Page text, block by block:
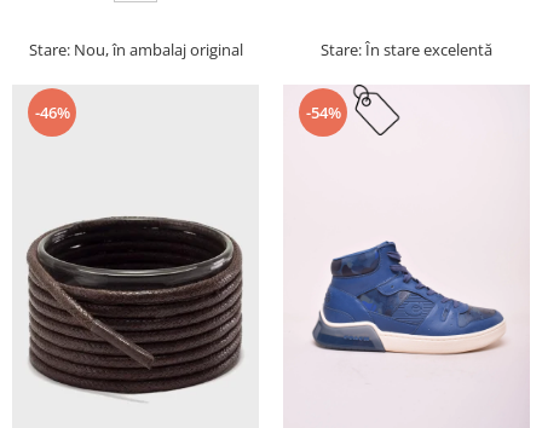
Stare: Nou, în ambalaj original Stare: În stare excelentă
-46% -54%